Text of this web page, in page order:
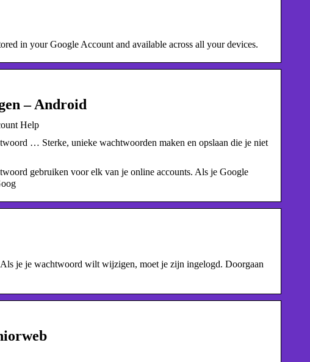
in your Google Account and available across all your devices.
– Android
Help
… Sterke, unieke wachtwoorden maken en opslaan die je niet
gebruiken voor elk van je online accounts. Als je Google
je je wachtwoord wilt wijzigen, moet je zijn ingelogd. Doorgaan